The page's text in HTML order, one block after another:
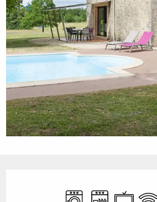
Lave lingeLave vaisselle
Télévision
WiFi